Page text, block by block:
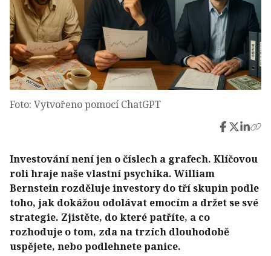
Foto: Vytvořeno pomocí ChatGPT
Investování není jen o číslech a grafech. Klíčovou
roli hraje naše vlastní psychika. William
Bernstein rozděluje investory do tří skupin podle
toho, jak dokážou odolávat emocím a držet se své
strategie. Zjistěte, do které patříte, a co
rozhoduje o tom, zda na trzích dlouhodobě
uspějete, nebo podlehnete panice.